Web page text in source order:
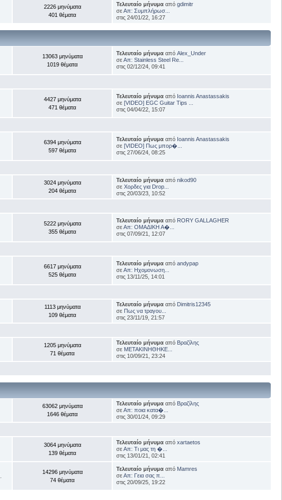
2226 μηνύματα
401 θέματα
Τελευταίο μήνυμα απόgdimitr
σεΑπ: Συμπλήρωσ...
στις 24/01/22, 16:27
13063 μηνύματα
1019 θέματα
Τελευταίο μήνυμα απόAlex_Under
σεΑπ: Stainless Steel Re...
στις 02/12/24, 09:41
4427 μηνύματα
471 θέματα
Τελευταίο μήνυμα από Ioannis Anastassakis
σε[VIDEO] EGC Guitar Tips ...
στις 04/04/22, 15:07
6394 μηνύματα
597 θέματα
Τελευταίο μήνυμα από Ioannis Anastassakis
σε[VIDEO] Πως μπορ�...
στις 27/06/24, 08:25
3024 μηνύματα
204 θέματα
Τελευταίο μήνυμα απόnikod90
σεΧορδες για Drop...
στις 20/03/23, 10:52
5222 μηνύματα
355 θέματα
Τελευταίο μήνυμα από RORY GALLAGHER
σεΑπ: ΟΜΑΔΙΚΗ Α�...
στις 07/09/21, 12:07
6617 μηνύματα
525 θέματα
Τελευταίο μήνυμα απόandypap
σεΑπ: Ηχομονωση...
στις 13/11/25, 14:01
1113 μηνύματα
109 θέματα
Τελευταίο μήνυμα από Dimitris12345
σε Πως να τραγου...
στις 23/11/19, 21:57
1205 μηνύματα
71 θέματα
Τελευταίο μήνυμα από Βραζίλης
σε ΜΕΤΑΚΙΝΗΘΗΚΕ...
στις 10/09/21, 23:24
63062 μηνύματα
1646 θέματα
Τελευταίο μήνυμα από Βραζίλης
σεΑπ: ποια κατα�...
στις 30/01/24, 09:29
3064 μηνύματα
139 θέματα
Τελευταίο μήνυμα απόxartaetos
σεΑπ: Τι μας τη �...
στις 13/01/21, 02:41
14296 μηνύματα
74 θέματα
Τελευταίο μήνυμα από Mamres
σεΑπ: Γεια σας π...
στις 20/09/25, 19:22